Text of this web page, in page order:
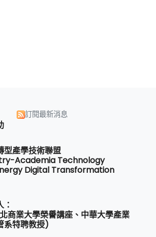
訂閱最新消息
型產學技術聯盟
Academia Technology
Digital Transformation
商業大學榮譽講座、中華大學產業
系特聘教授)